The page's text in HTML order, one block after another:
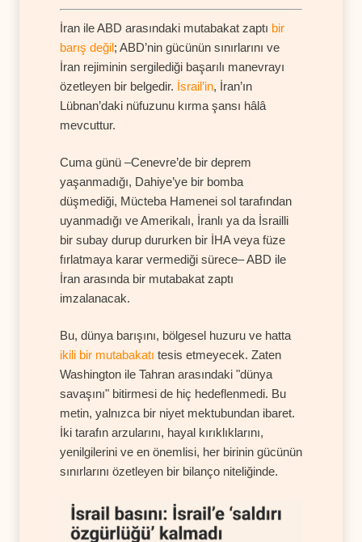
İran ile ABD arasındaki mutabakat zaptı bir
barış değil; ABD’nin gücünün sınırlarını ve
İran rejiminin sergilediği başarılı manevrayı
özetleyen bir belgedir. İsrail’in, İran’ın
Lübnan’daki nüfuzunu kırma şansı hâlâ
mevcuttur.
Cuma günü –Cenevre’de bir deprem
yaşanmadığı, Dahiye’ye bir bomba
düşmediği, Mücteba Hamenei sol tarafından
uyanmadığı ve Amerikalı, İranlı ya da İsrailli
bir subay durup dururken bir İHA veya füze
fırlatmaya karar vermediği sürece– ABD ile
İran arasında bir mutabakat zaptı
imzalanacak.
Bu, dünya barışını, bölgesel huzuru ve hatta
ikili bir mutabakatı tesis etmeyecek. Zaten
Washington ile Tahran arasındaki "dünya
savaşını" bitirmesi de hiç hedeflenmedi. Bu
metin, yalnızca bir niyet mektubundan ibaret.
İki tarafın arzularını, hayal kırıklıklarını,
yenilgilerini ve en önemlisi, her birinin gücünün
sınırlarını özetleyen bir bilanço niteliğinde.